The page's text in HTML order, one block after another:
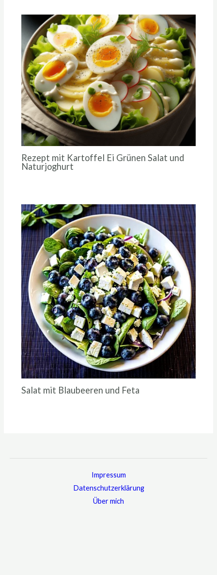
Rezept mit Kartoffel Ei Grünen Salat und
Naturjoghurt
Salat mit Blaubeeren und Feta
Impressum
Datenschutzerklärung
Über mich